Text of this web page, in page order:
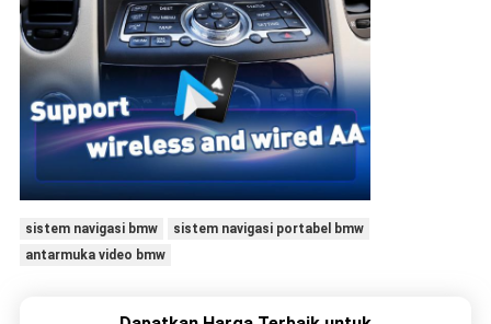
sistem navigasi bmw
sistem navigasi portabel bmw
antarmuka video bmw